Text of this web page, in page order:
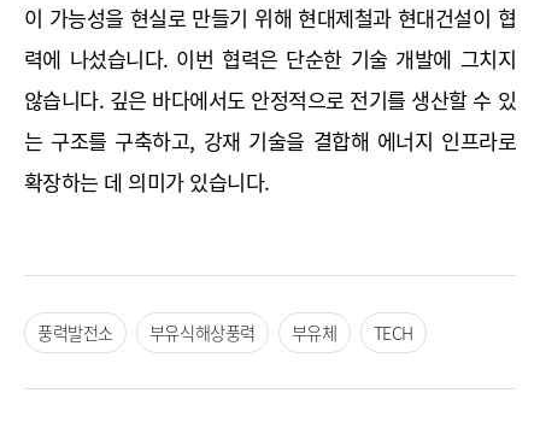
풍력발전소 부유식해상풍력 부유체 TECH
이 가능성을 현실로 만들기 위해 현대제철과 현대건설이 협
력에 나섰습니다. 이번 협력은 단순한 기술 개발에 그치지
않습니다. 깊은 바다에서도 안정적으로 전기를 생산할 수 있
는 구조를 구축하고, 강재 기술을 결합해 에너지 인프라로
확장하는 데 의미가 있습니다.